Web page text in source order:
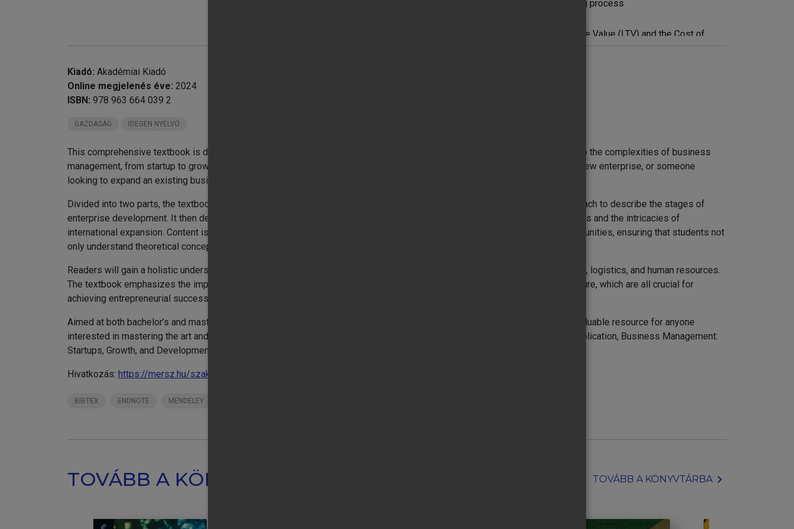
1.8. Validated learning - lean startups: business management as a learning process
1.10. Assessing potential scalability of new startups: Calculating Life Time Value (LTV) and the Cost of
Kiadó: Akadémiai Kiadó
Online megjelenés éve: 2024
ISBN: 978 963 664 039 2
GAZDASÁG IDEGEN NYELVŰ
This comprehensive textbook is designed both for university students and aspiring entrepreneurs by offering a deep dive into the complexities of business
management, from startup to growth and establishment. Whether you are a student of business development, a founder of a new enterprise, or someone
looking to expand an existing business, this book provides you with essential insights into the entrepreneurial journey.
Divided into two parts, the textbook begins by addressing general business development topics, using a model-based approach to describe the stages of
enterprise development. It then delves into specific challenges faced by startups, including the dynamics of family businesses and the intricacies of
international expansion. Content is enriched with real-life examples, problem-solving tasks, and project-based learning opportunities, ensuring that students not
only understand theoretical concepts but also apply them in practical scenarios.
Readers will gain a holistic understanding of the various aspects of business management, including finance, marketing, sales, logistics, and human resources.
The textbook emphasizes the importance of systematic thinking, quick decision-making, and the ability to see the bigger picture, which are all crucial for
achieving entrepreneurial success.
Aimed at both bachelor’s and master’s level students, as well as professionals seeking further development, this book is a valuable resource for anyone
interested in mastering the art and science of business management. With its blend of theoretical foundation and practical application, Business Management:
Startups, Growth, and Development is essential reading for the next generation of entrepreneurs and business leaders.
Hivatkozás: https://mersz.hu/szakacs-business-management//
BIBTEX ENDNOTE MENDELEY
TOVÁBB A KÖNYVTÁRBA TOVÁBB A KÖNYVTÁRBAchevron_right